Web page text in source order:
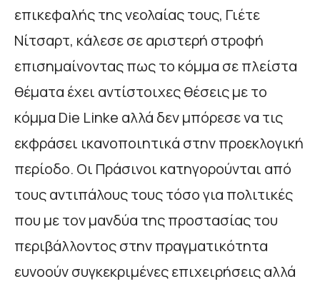
επικεφαλής της νεολαίας τους, Γιέτε
Νίτσαρτ, κάλεσε σε αριστερή στροφή
επισημαίνοντας πως το κόμμα σε πλείστα
θέματα έχει αντίστοιχες θέσεις με το
κόμμα Die Linke αλλά δεν μπόρεσε να τις
εκφράσει ικανοποιητικά στην προεκλογική
περίοδο. Οι Πράσινοι κατηγορούνται από
τους αντιπάλους τους τόσο για πολιτικές
που με τον μανδύα της προστασίας του
περιβάλλοντος στην πραγματικότητα
ευνοούν συγκεκριμένες επιχειρήσεις αλλά